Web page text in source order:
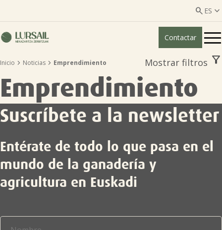
 ES 
ES
Quiénes somos
Guía transparencia
Servicios agricultura
Entidades asociadas
Contactar
Inicio  Noticias  Emprendimiento
Emprendimiento
Mostrar filtros filter_alt
Suscríbete a la newsletter
Entérate de todo lo que pasa en el
mundo de la ganadería y
agricultura en Euskadi